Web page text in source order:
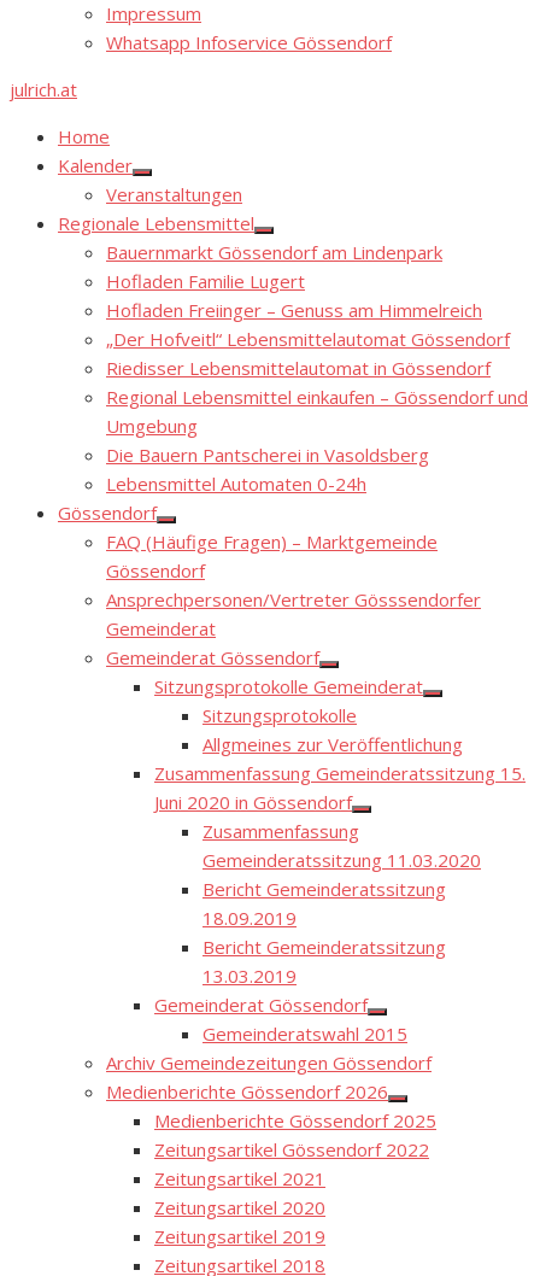
Impressum
Whatsapp Infoservice Gössendorf
julrich.at
Home
Kalender
Show
sub
menu
Veranstaltungen
Regionale Lebensmittel
Show
sub
menu
Bauernmarkt Gössendorf am Lindenpark
Hofladen Familie Lugert
Hofladen Freiinger – Genuss am Himmelreich
„Der Hofveitl“ Lebensmittelautomat Gössendorf
Riedisser Lebensmittelautomat in Gössendorf
Regional Lebensmittel einkaufen – Gössendorf und
Umgebung
Die Bauern Pantscherei in Vasoldsberg
Lebensmittel Automaten 0-24h
Gössendorf
Show
sub
menu
FAQ (Häufige Fragen) – Marktgemeinde
Gössendorf
Ansprechpersonen/Vertreter Gösssendorfer
Gemeinderat
Gemeinderat Gössendorf
Show
sub
menu
Sitzungsprotokolle Gemeinderat
Show
menu
Sitzungsprotokolle
Allgmeines zur Veröffentlichung
Zusammenfassung Gemeinderatssitzung 15.
Juni 2020 in Gössendorf
Show
menu
Zusammenfassung
Gemeinderatssitzung 11.03.2020
Bericht Gemeinderatssitzung
18.09.2019
Bericht Gemeinderatssitzung
13.03.2019
Gemeinderat Gössendorf
Show
sub
menu
Gemeinderatswahl 2015
Archiv Gemeindezeitungen Gössendorf
Medienberichte Gössendorf 2026
Show
sub
menu
Medienberichte Gössendorf 2025
Zeitungsartikel Gössendorf 2022
Zeitungsartikel 2021
Zeitungsartikel 2020
Zeitungsartikel 2019
Zeitungsartikel 2018